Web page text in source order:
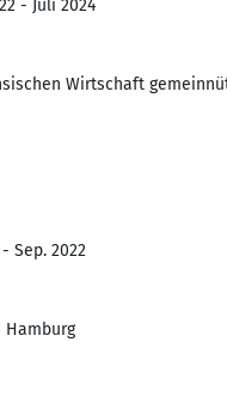
- Juli 2024
Wirtschaft
Sep. 2022
Hamburg